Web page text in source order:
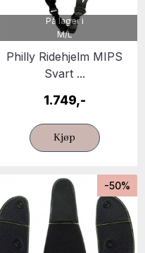
På lager i
M/L
Philly Ridehjelm MIPS
Svart ...
1.749,-
Kjøp
-50%